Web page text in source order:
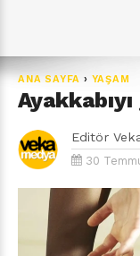
ANA SAYFA › YAŞAM
Editör
30